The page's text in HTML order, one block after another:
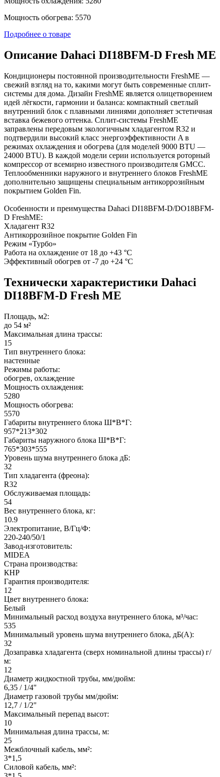
Мощность обогрева: 5570
Подробнее о товаре
Описание Dahaci DI18BFM-D Fresh ME
Кондиционеры постоянной производительности FreshME —
свежий взгляд на то, какими могут быть современные сплит-
системы для дома. Дизайн FreshME является олицетворением
идей лёгкости, гармонии и баланса: компактный светлый
внутренний блок с плавными линиями дополняет эстетичная
вставка бежевого оттенка. Сплит-системы FreshME
заправлены передовым экологичным хладагентом R32 и
подтвердили высокий класс энергоэффективности A в
режимах охлаждения и обогрева (для моделей 9000 BTU —
24000 BTU). В каждой модели серии используется роторный
компрессор от всемирно известного производителя GMCC.
Теплообменники наружного и внутреннего блоков FreshME
дополнительно защищены специальным антикоррозийным
покрытием Golden Fin.
Особенности и преимущества Dahaci DI18BFM-D/DO18BFM-
D FreshME:
Хладагент R32
Антикоррозийное покрытие Golden Fin
Режим «Турбо»
Работа на охлаждение от 18 до +43 °C
Эффективный обогрев от -7 до +24 °C
Технически характеристики Dahaci
DI18BFM-D Fresh ME
Площадь, м2:
до 54 м²
Максимальная длина трассы:
15
Тип внутреннего блока:
настенные
Режимы работы:
обогрев, охлаждение
Мощность охлаждения:
5280
Мощность обогрева:
5570
Габариты внутреннего блока Ш*В*Г:
957*213*302
Габариты наружного блока Ш*В*Г:
765*303*555
Уровень шума внутреннего блока дБ:
32
Тип хладагента (фреона):
R32
Обслуживаемая площадь:
54
Вес внутреннего блока, кг:
10.9
Электропитание, В/Гц/Ф:
220-240/50/1
Завод-изготовитель:
MIDEA
Страна производства:
КНР
Гарантия производителя:
12
Цвет внутреннего блока:
Белый
Минимальный расход воздуха внутреннего блока, м³/час:
535
Минимальный уровень шума внутреннего блока, дБ(А):
32
Дозаправка хладагента (сверх номинальной длины трассы) г/
м:
12
Диаметр жидкостной трубы, мм/дюйм:
6,35 / 1/4"
Диаметр газовой трубы мм/дюйм:
12,7 / 1/2"
Максимальный перепад высот:
10
Минимальная длина трассы, м:
25
Межблочный кабель, мм²:
3*1,5
Силовой кабель, мм²: